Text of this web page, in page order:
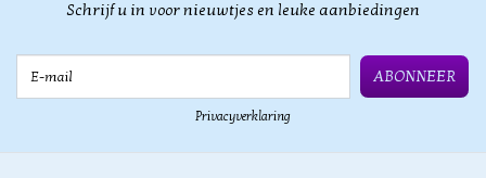
Schrijf u in voor nieuwtjes en leuke aanbiedingen
ABONNEER
Privacyverklaring